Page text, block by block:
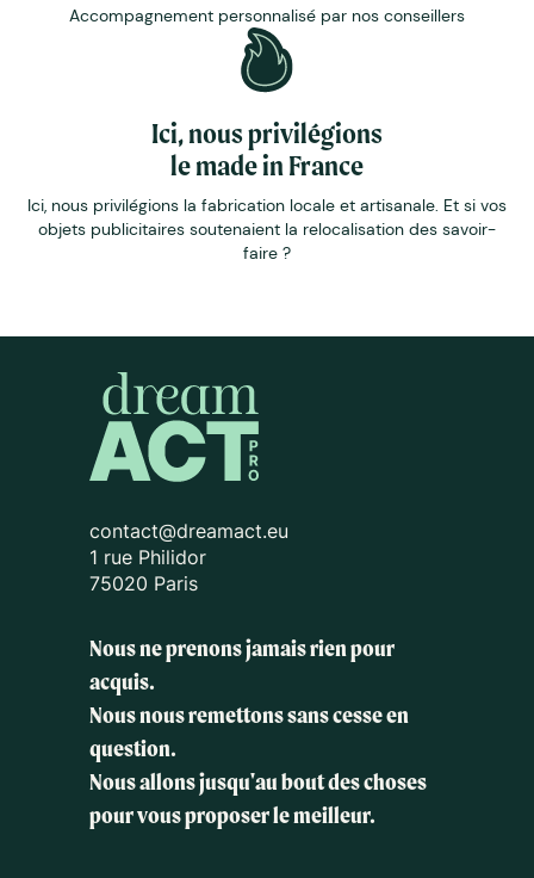
Accompagnement personnalisé par nos conseillers
Ici, nous privilégions
le made in France
Ici, nous privilégions la fabrication locale et artisanale. Et si vos
objets publicitaires soutenaient la relocalisation des savoir-
faire ?
contact@dreamact.eu
1 rue Philidor
75020 Paris
Nous ne prenons jamais rien pour
acquis.
Nous nous remettons sans cesse en
question.
Nous allons jusqu'au bout des choses
pour vous proposer le meilleur.